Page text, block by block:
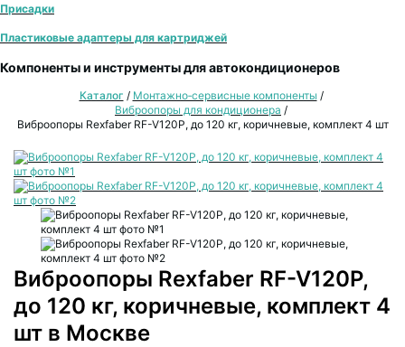
Присадки
Пластиковые адаптеры для картриджей
Компоненты и инструменты для автокондиционеров
Каталог / Монтажно‑сервисные компоненты /
Виброопоры для кондиционера /
Виброопоры Rexfaber RF-V120P, до 120 кг, коричневые, комплект 4 шт
Виброопоры Rexfaber RF-V120P,
до 120 кг, коричневые, комплект 4
шт в Москве